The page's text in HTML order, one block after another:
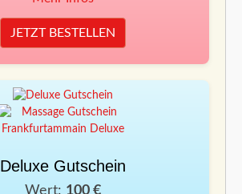
JETZT BESTELLEN
Deluxe Gutschein
Wert: 100 €